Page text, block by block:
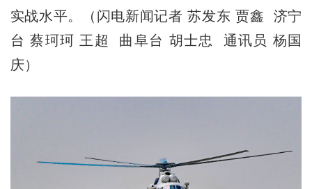
实战水平。（闪电新闻记者 苏发东 贾鑫 济宁
台 蔡珂珂 王超 曲阜台 胡士忠 通讯员 杨国
庆）